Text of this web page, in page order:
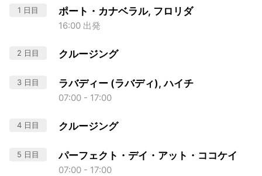
1 日目 ポート・カナベラル, フロリダ
16:00 出発
2 日目 クルージング
3 日目 ラバディー (ラバディ), ハイチ
07:00 - 17:00
4 日目 クルージング
5 日目 パーフェクト・デイ・アット・ココケイ
07:00 - 17:00